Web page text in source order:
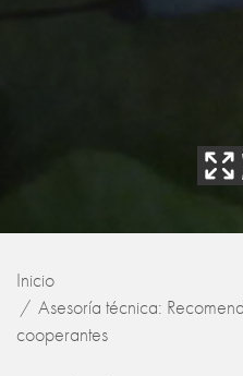
Inicio
Asesoría técnica:
cooperantes